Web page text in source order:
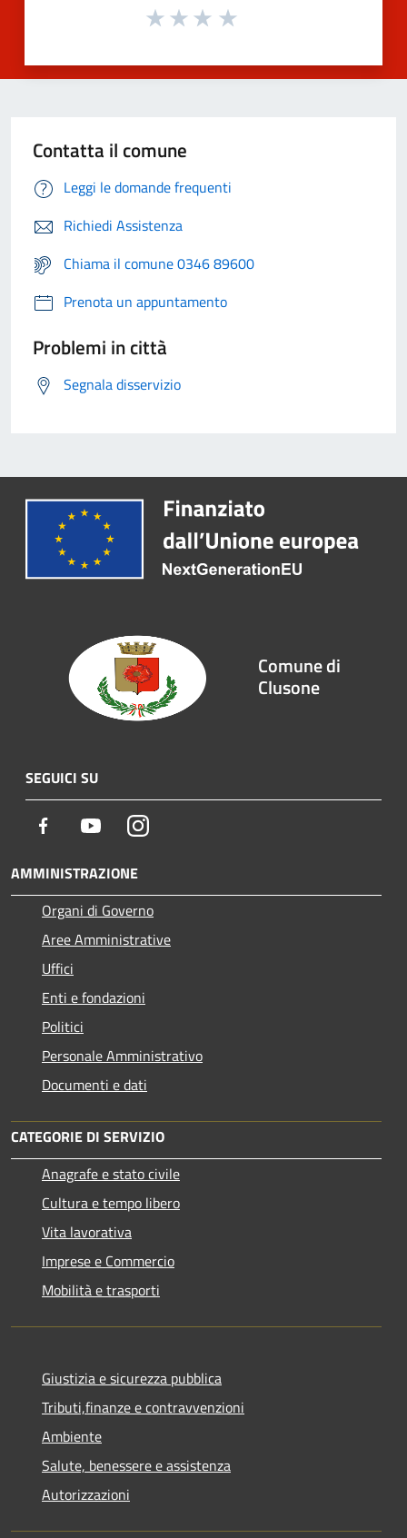
Contatta il comune
Leggi le domande frequenti
Richiedi Assistenza
Chiama il comune 0346 89600
Prenota un appuntamento
Problemi in città
Segnala disservizio
Comune di
Clusone
SEGUICI SU
Facebook YoutubeInstagram
AMMINISTRAZIONE
Organi di Governo
Aree Amministrative
Uffici
Enti e fondazioni
Politici
Personale Amministrativo
Documenti e dati
CATEGORIE DI SERVIZIO
Anagrafe e stato civile
Cultura e tempo libero
Vita lavorativa
Imprese e Commercio
Mobilità e trasporti
Giustizia e sicurezza pubblica
Tributi,finanze e contravvenzioni
Ambiente
Salute, benessere e assistenza
Autorizzazioni